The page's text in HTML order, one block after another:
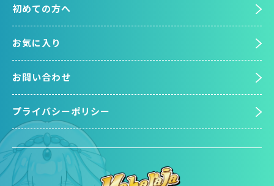
初めての方へ
お気に入り
お問い合わせ
プライバシーポリシー